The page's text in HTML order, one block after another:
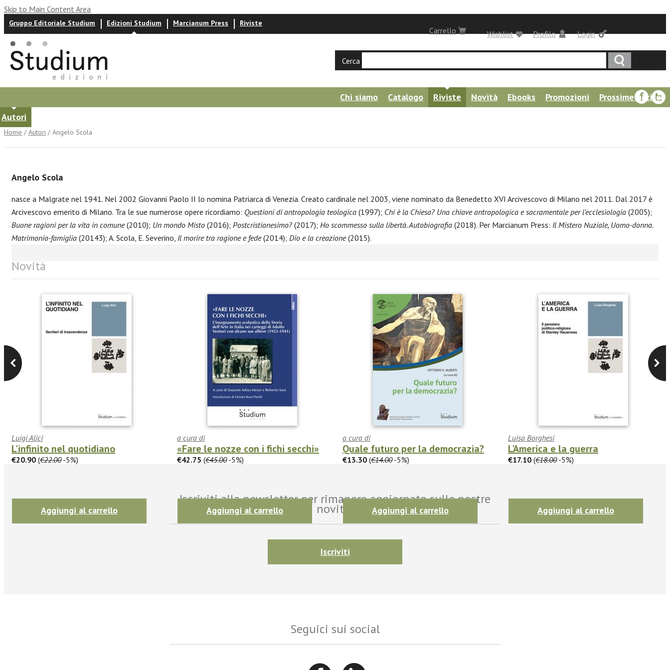
Skip to Main Content Area
Login
Carrello
Gruppo Editoriale Studium Edizioni Studium Marcianum Press Riviste
Profilo
Wishlist
Cerca
Chi siamo Catalogo Riviste Novità Ebooks Promozioni
Prossime uscite
Autori
Home /Autori / Angelo Scola
Angelo Scola
nasce a Malgrate nel 1941. Nel 2002 Giovanni Paolo II lo nomina Patriarca di Venezia. Creato cardinale nel 2003, viene nominato da Benedetto XVI Arcivescovo di Milano nel 2011. Dal 2017 è
Arcivescovo emerito di Milano. Tra le sue numerose opere ricordiamo: Questioni di antropologia teologica (1997); Chi è la Chiesa? Una chiave antropologica e sacramentale per l’ecclesiologia (2005);
Buone ragioni per la vita in comune(2010); Un mondo Misto (2016); Postcristianesimo? (2017); Ho scommesso sulla libertà. Autobiografia (2018). Per Marcianum Press: Il Mistero Nuziale, Uomo-donna.
Matrimonio-famiglia (20143); A. Scola, E. Severino, Il morire tra ragione e fede(2014); Dio e la creazione(2015).
Novità
Luigi Alici
L'infinito nel quotidiano
€20.90 (€22.00-5%)
Aggiungi al carrello
a cura di
«Fare le nozze con i fichi secchi»
€42.75 (€45.00-5%)
Aggiungi al carrello
a cura di
Quale futuro per la democrazia?
€13.30 (€14.00-5%)
Aggiungi al carrello
Luisa Borghesi
L'America e la guerra
€17.10 (€18.00-5%)
Aggiungi al carrello
Iscriviti alla newsletter per rimanere aggiornato sulle nostre
novità!
Iscriviti
Seguici sui social